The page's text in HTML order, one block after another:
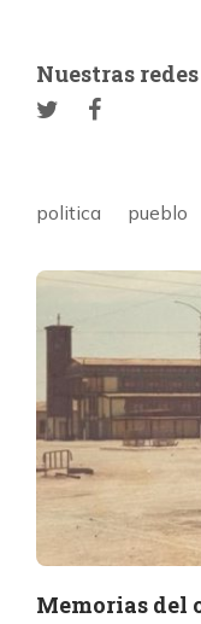
Nuestras
politica pueblo
Memorias del